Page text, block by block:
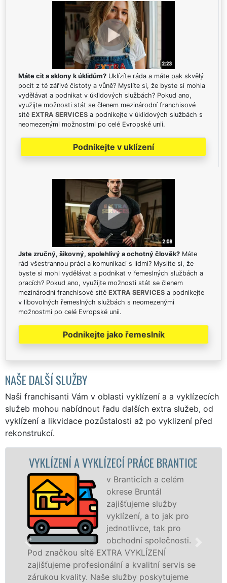
Máte cit a sklony k úklidům? Uklízíte ráda a máte pak skvělý
pocit z té zářivé čistoty a vůně? Myslíte si, že byste si mohla
vydělávat a podnikat v úklidových službách? Pokud ano,
využijte možnosti stát se členem mezinárodní franchisové
sítě EXTRA SERVICES a podnikejte v úklidových službách s
neomezenými možnostmi po celé Evropské unii.
Podnikejte v uklízení
Jste zručný, šikovný, spolehlivý a ochotný člověk? Máte
rád všestrannou práci a komunikaci s lidmi? Myslíte si, že
byste si mohl vydělávat a podnikat v řemeslných službách a
pracích? Pokud ano, využijte možnosti stát se členem
mezinárodní franchisové sítě EXTRA SERVICES a podnikejte
v libovolných řemeslných službách s neomezenými
možnostmi po celé Evropské unii.
Podnikejte jako řemeslník
NAŠE DALŠÍ SLUŽBY
Naši franchisanti Vám v oblasti vyklízení a a vyklízecích
služeb mohou nabídnout řadu dalších extra služeb, od
vyklízení a likvidace pozůstalosti až po vyklizení před
rekonstrukcí.
PRÁCE BRANTICE
v Branticích a celém
okrese Bruntál
zajišťujeme služby
vyklízení, a to jak pro
jednotlivce, tak pro
obchodní společnosti.
EXTRA VYKLÍZENÍ
a kvalitní servis se
služby poskytujeme
VYKLÍZECÍ
v Branticích a
službu jak
osobám se